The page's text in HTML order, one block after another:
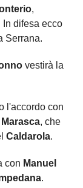
,
In difesa ecco
Serrana.
vestirà la
l'accordo con
, che
Caldarola.
con Manuel
.